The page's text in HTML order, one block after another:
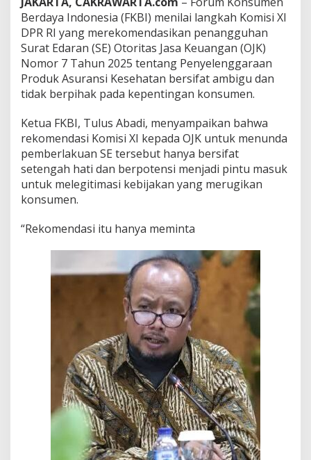
l
E
O
J
K
N
o
7
2
0
2
5
b
g
d
a
n
S
t
e
n
g
a
h
H
a
t
i
Berdaya Indonesia (FKBI) menilai langkah Komisi XI
DPR RI yang merekomendasikan penangguhan
Surat Edaran (SE) Otoritas Jasa Keuangan (OJK)
Nomor 7 Tahun 2025 tentang Penyelenggaraan
Produk Asuransi Kesehatan bersifat ambigu dan
tidak berpihak pada kepentingan konsumen.
Ketua FKBI, Tulus Abadi, menyampaikan bahwa
rekomendasi Komisi XI kepada OJK untuk menunda
pemberlakuan SE tersebut hanya bersifat
setengah hati dan berpotensi menjadi pintu masuk
untuk melegitimasi kebijakan yang merugikan
konsumen.
“Rekomendasi itu hanya meminta